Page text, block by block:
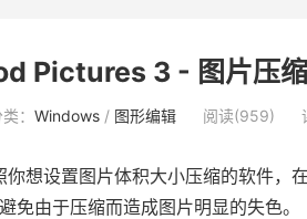
Pictures 3 - 图片压
： Windows / 图形编辑 阅读(959)
你想设置图片体积大小压缩的软件，
免由于压缩而造成图片明显的失色。